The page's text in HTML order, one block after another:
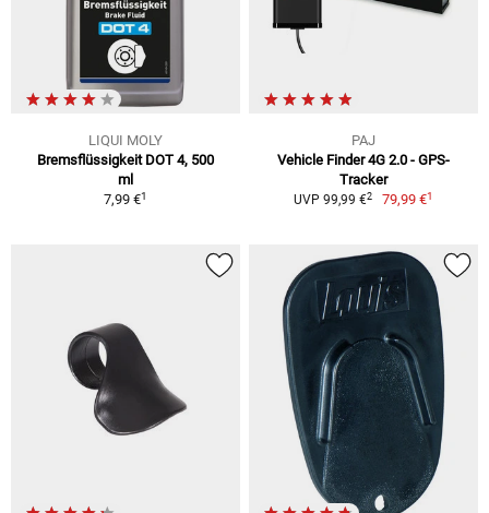
LIQUI MOLY
Bremsflüssigkeit DOT 4, 500
ml
7,99 €1
PAJ
Vehicle Finder 4G 2.0 - GPS-
Tracker
UVP 99,99 €2 79,99 €1